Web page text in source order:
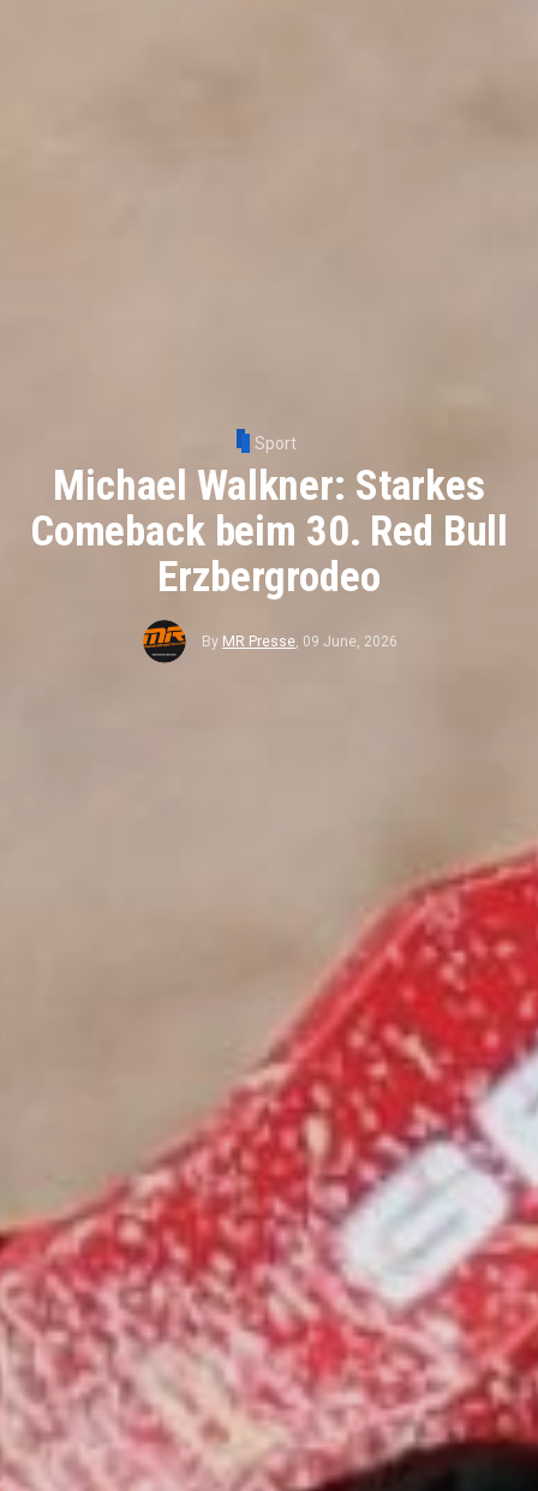
Sport
Michael Walkner: Starkes
Comeback beim 30. Red Bull
Erzbergrodeo
By MR Presse, 09 June, 2026